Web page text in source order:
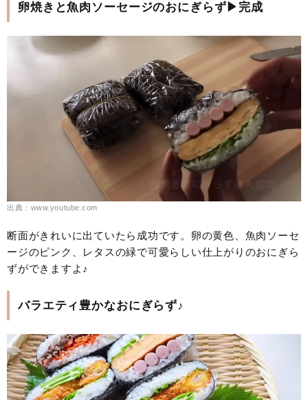
卵焼きと魚肉ソーセージのおにぎらず▶完成
出典：www.youtube.com
断面がきれいに出ていたら成功です。卵の黄色、魚肉ソーセ
ージのピンク、レタスの緑で可愛らしい仕上がりのおにぎら
ずができますよ♪
バラエティ豊かなおにぎらず♪